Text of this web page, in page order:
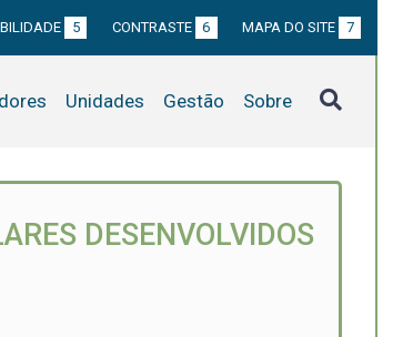
5 CONTRASTE 6 MAPA DO SITE 7
Unidades Gestão Sobre
DESENVOLVIDOS